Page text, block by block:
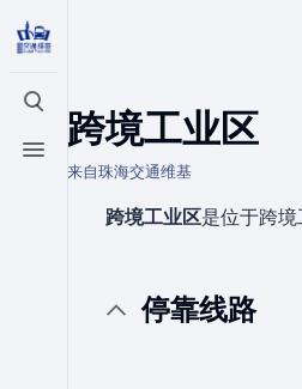
打开/关闭搜索
打开/关闭菜单
跨境工业区
来自珠海交通维基
跨境工业区是位于跨境
停靠线路